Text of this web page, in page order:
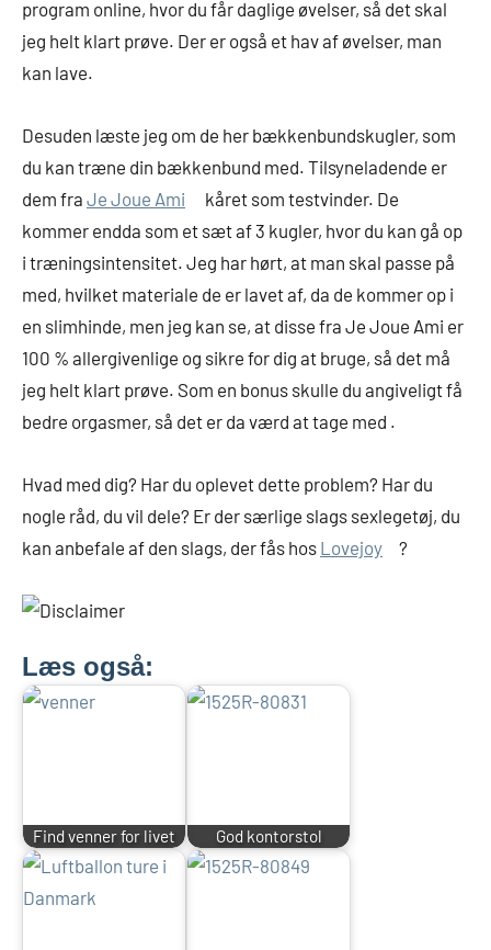
program online, hvor du får daglige øvelser, så det skal
jeg helt klart prøve. Der er også et hav af øvelser, man
kan lave.
Desuden læste jeg om de her bækkenbundskugler, som
du kan træne din bækkenbund med. Tilsyneladende er
dem fra Je Joue Ami
kåret som testvinder. De
kommer endda som et sæt af 3 kugler, hvor du kan gå op
i træningsintensitet. Jeg har hørt, at man skal passe på
med, hvilket materiale de er lavet af, da de kommer op i
en slimhinde, men jeg kan se, at disse fra Je Joue Ami er
100 % allergivenlige og sikre for dig at bruge, så det må
jeg helt klart prøve. Som en bonus skulle du angiveligt få
bedre orgasmer, så det er da værd at tage med .
Hvad med dig? Har du oplevet dette problem? Har du
nogle råd, du vil dele? Er der særlige slags sexlegetøj, du
kan anbefale af den slags, der fås hos Lovejoy ?
Læs også:
Find venner for livet God kontorstol